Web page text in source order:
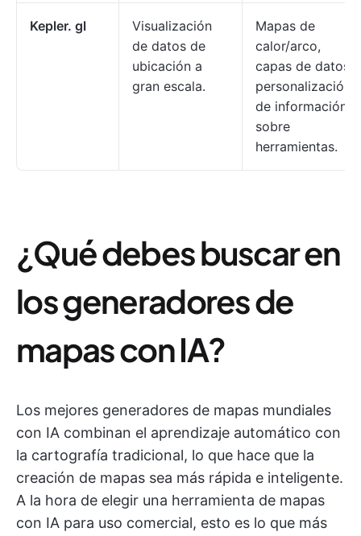
Kepler. gl
Visualización
de datos de
ubicación a
gran escala.
Mapas de
calor/arco,
capas de datos,
personalización
de información
sobre
herramientas.
¿Qué debes buscar en
los generadores de
mapas con IA?
Los mejores generadores de mapas mundiales
con IA combinan el aprendizaje automático con
la cartografía tradicional, lo que hace que la
creación de mapas sea más rápida e inteligente.
A la hora de elegir una herramienta de mapas
con IA para uso comercial, esto es lo que más